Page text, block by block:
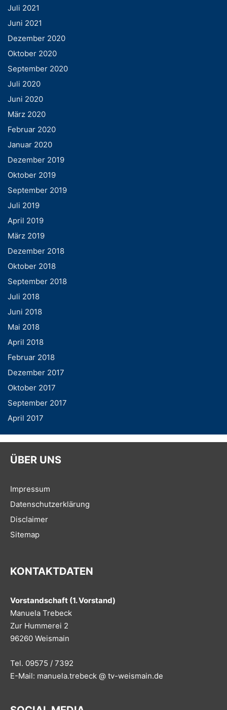
Juli 2021
Juni 2021
Dezember 2020
Oktober 2020
September 2020
Juli 2020
Juni 2020
März 2020
Februar 2020
Januar 2020
Dezember 2019
Oktober 2019
September 2019
Juli 2019
April 2019
März 2019
Dezember 2018
Oktober 2018
September 2018
Juli 2018
Juni 2018
Mai 2018
April 2018
Februar 2018
Dezember 2017
Oktober 2017
September 2017
April 2017
ÜBER UNS
Impressum
Datenschutzerklärung
Disclaimer
Sitemap
KONTAKTDATEN
Vorstandschaft (1. Vorstand)
Manuela Trebeck
Zur Hummerei 2
96260 Weismain
Tel. 09575 / 7392
E-Mail: manuela.trebeck @ tv-weismain.de